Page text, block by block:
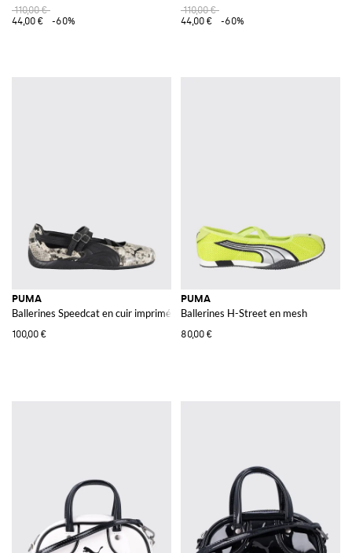
110,00 €
44,00 €
-60%
110,00 €
44,00 €
-60%
PUMA
Ballerines Speedcat en cuir imprimé python
100,00 €
PUMA
Ballerines H-Street en mesh
80,00 €